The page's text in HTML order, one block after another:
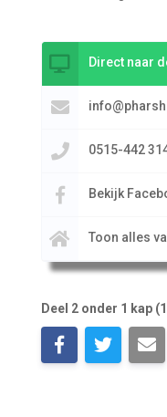
Direct naar
0515-442
Bekijk
Toon alles
Deel 2 onder 1 kap